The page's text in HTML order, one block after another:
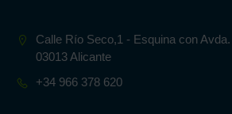
Calle Río Seco,1 - Esquina con
03013 Alicante
+34 966 378 620